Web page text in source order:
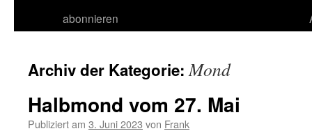
abonnieren
Archiv der Kategorie:Mond
Halbmond vom 27. Mai
Publiziert am 3. Juni 2023 von Frank